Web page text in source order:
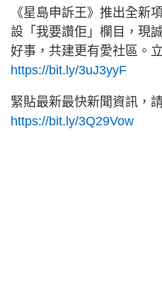
《星島申訴王》推出全新
設「我要讚佢」欄目，現
好事，共建更有愛社區。
https://bit.ly/3uJ3yyF
緊貼最新最快新聞資訊，
https://bit.ly/3Q29Vow